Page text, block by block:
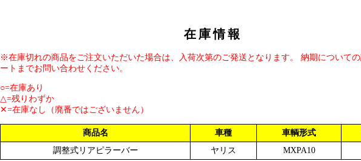
在庫情報
※在庫切れの商品をご注文いただいた場合は、入荷次第のご発送となります。 納期について
ートまでお問い合わせください。
○=在庫あり
△=残りわずか
✕=在庫なし（廃番ではございません）
商品名 車種 車輌形式
調整式リアピラーバー
ヤリス MXPA10